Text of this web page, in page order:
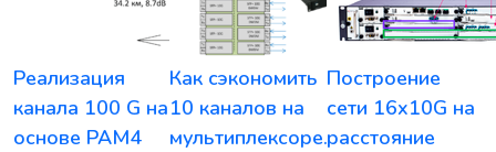
Реализация
канала 100 G на
основе PAM4
Как сэкономить
10 каналов на
мультиплексоре.
Построение
сети 16x10G на
расстояние